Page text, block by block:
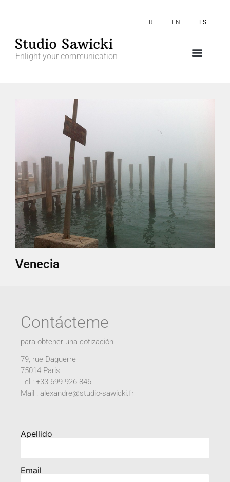
FR EN ES
Enlight your communication
Venecia
Contácteme
para obtener una cotización
79, rue Daguerre
75014 Paris
Tel : +33 699 926 846
Mail : alexandre@studio-sawicki.fr
Apellido
Email